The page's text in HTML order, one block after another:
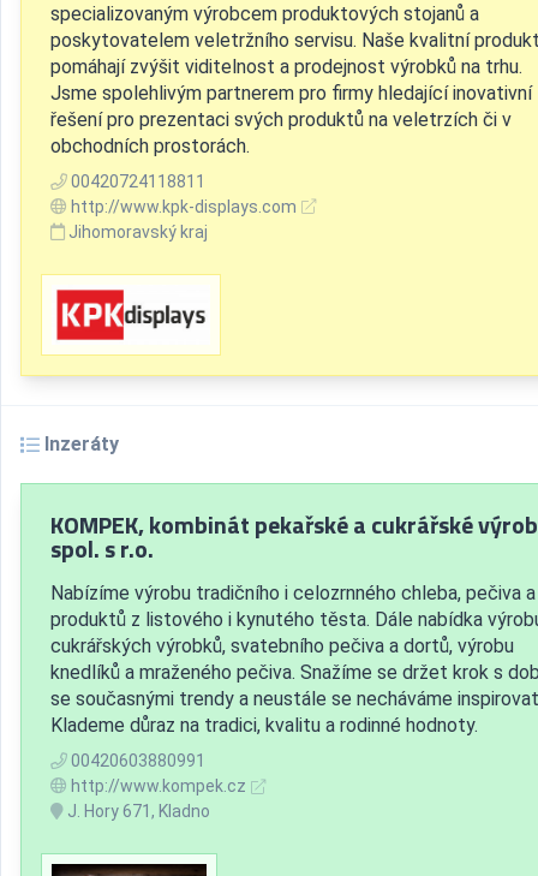
specializovaným výrobcem produktových stojanů a
poskytovatelem veletržního servisu. Naše kvalitní
pomáhají zvýšit viditelnost a prodejnost výrobků na trhu.
Jsme spolehlivým partnerem pro firmy hledající inovativní
řešení pro prezentaci svých produktů na veletrzích či v
obchodních prostorách.
00420724118811
http://www.kpk-displays.com
Jihomoravský kraj
Inzeráty
KOMPEK, kombinát pekařské a cukrářské
spol. s r.o.
Nabízíme výrobu tradičního i celozrnného chleba, pečiva a
produktů z listového i kynutého těsta. Dále nabídka
cukrářských výrobků, svatebního pečiva a dortů, výrobu
knedlíků a mraženého pečiva. Snažíme se držet krok s
se současnými trendy a neustále se necháváme
Klademe důraz na tradici, kvalitu a rodinné hodnoty.
00420603880991
http://www.kompek.cz
J. Hory 671, Kladno